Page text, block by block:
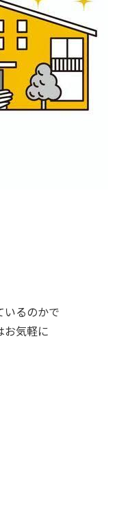
いるのかで
お気軽に